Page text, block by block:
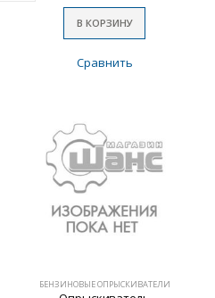
В КОРЗИНУ
Сравнить
БЕНЗИНОВЫЕ ОПРЫСКИВАТЕЛИ